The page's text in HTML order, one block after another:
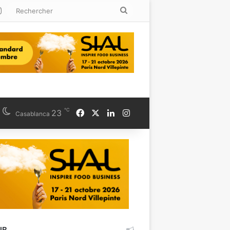
Instagram
Casablanca 23 ℃ FacebookLinkedinInstagram